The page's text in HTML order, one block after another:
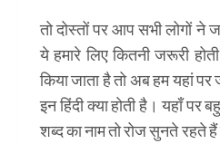
तो दोस्तों पर आप सभी लोगों ने
ये हमारे लिए कितनी जरूरी
किया जाता है तो अब हम यहां
इन हिंदी क्या होती है। यहाँ पर
शब्द का नाम तो रोज सुनते रहते